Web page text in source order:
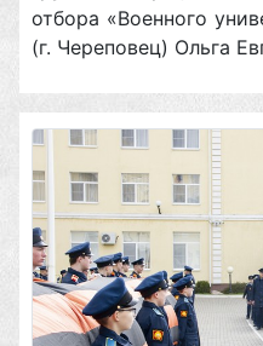
отбора «Военного
(г. Череповец) Ольга